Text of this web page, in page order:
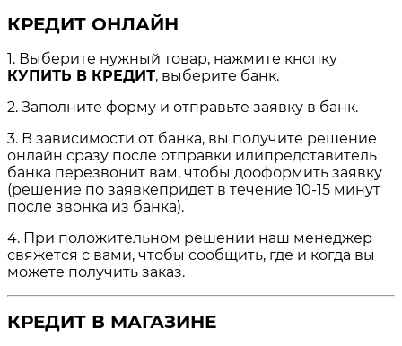
КРЕДИТ ОНЛАЙН
1. Выберите нужный товар, нажмите кнопку
КУПИТЬ В КРЕДИТ, выберите банк.
2. Заполните форму и отправьте заявку в банк.
3. В зависимости от банка, вы получите решение
онлайн сразу после отправки илипредставитель
банка перезвонит вам, чтобы дооформить заявку
(решение по заявкепридет в течение 10-15 минут
после звонка из банка).
4. При положительном решении наш менеджер
свяжется с вами, чтобы сообщить, где и когда вы
можете получить заказ.
КРЕДИТ В МАГАЗИНЕ